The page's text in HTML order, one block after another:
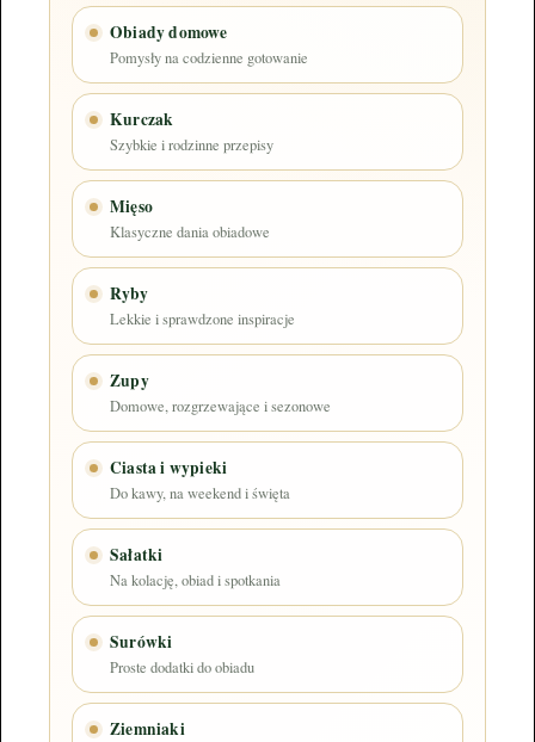
Obiady domowe
Pomysły na codzienne gotowanie
Kurczak
Szybkie i rodzinne przepisy
Mięso
Klasyczne dania obiadowe
Ryby
Lekkie i sprawdzone inspiracje
Zupy
Domowe, rozgrzewające i sezonowe
Ciasta i wypieki
Do kawy, na weekend i święta
Sałatki
Na kolację, obiad i spotkania
Surówki
Proste dodatki do obiadu
Ziemniaki